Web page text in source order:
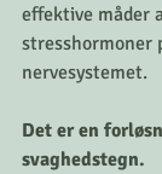
effektive måder
stresshormoner
nervesystemet.
Det er en
svaghedstegn.